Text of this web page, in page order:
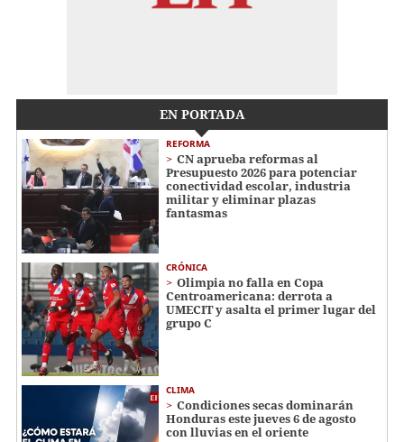
EN PORTADA
REFORMA
CN aprueba reformas al
Presupuesto 2026 para potenciar
conectividad escolar, industria
militar y eliminar plazas
fantasmas
CRÓNICA
Olimpia no falla en Copa
Centroamericana: derrota a
UMECIT y asalta el primer lugar del
grupo C
CLIMA
Condiciones secas dominarán
Honduras este jueves 6 de agosto
con lluvias en el oriente